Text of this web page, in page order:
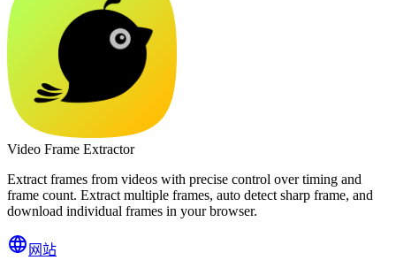
Video Frame Extractor
Extract frames from videos with precise control over timing and
frame count. Extract multiple frames, auto detect sharp frame, and
download individual frames in your browser.
网站